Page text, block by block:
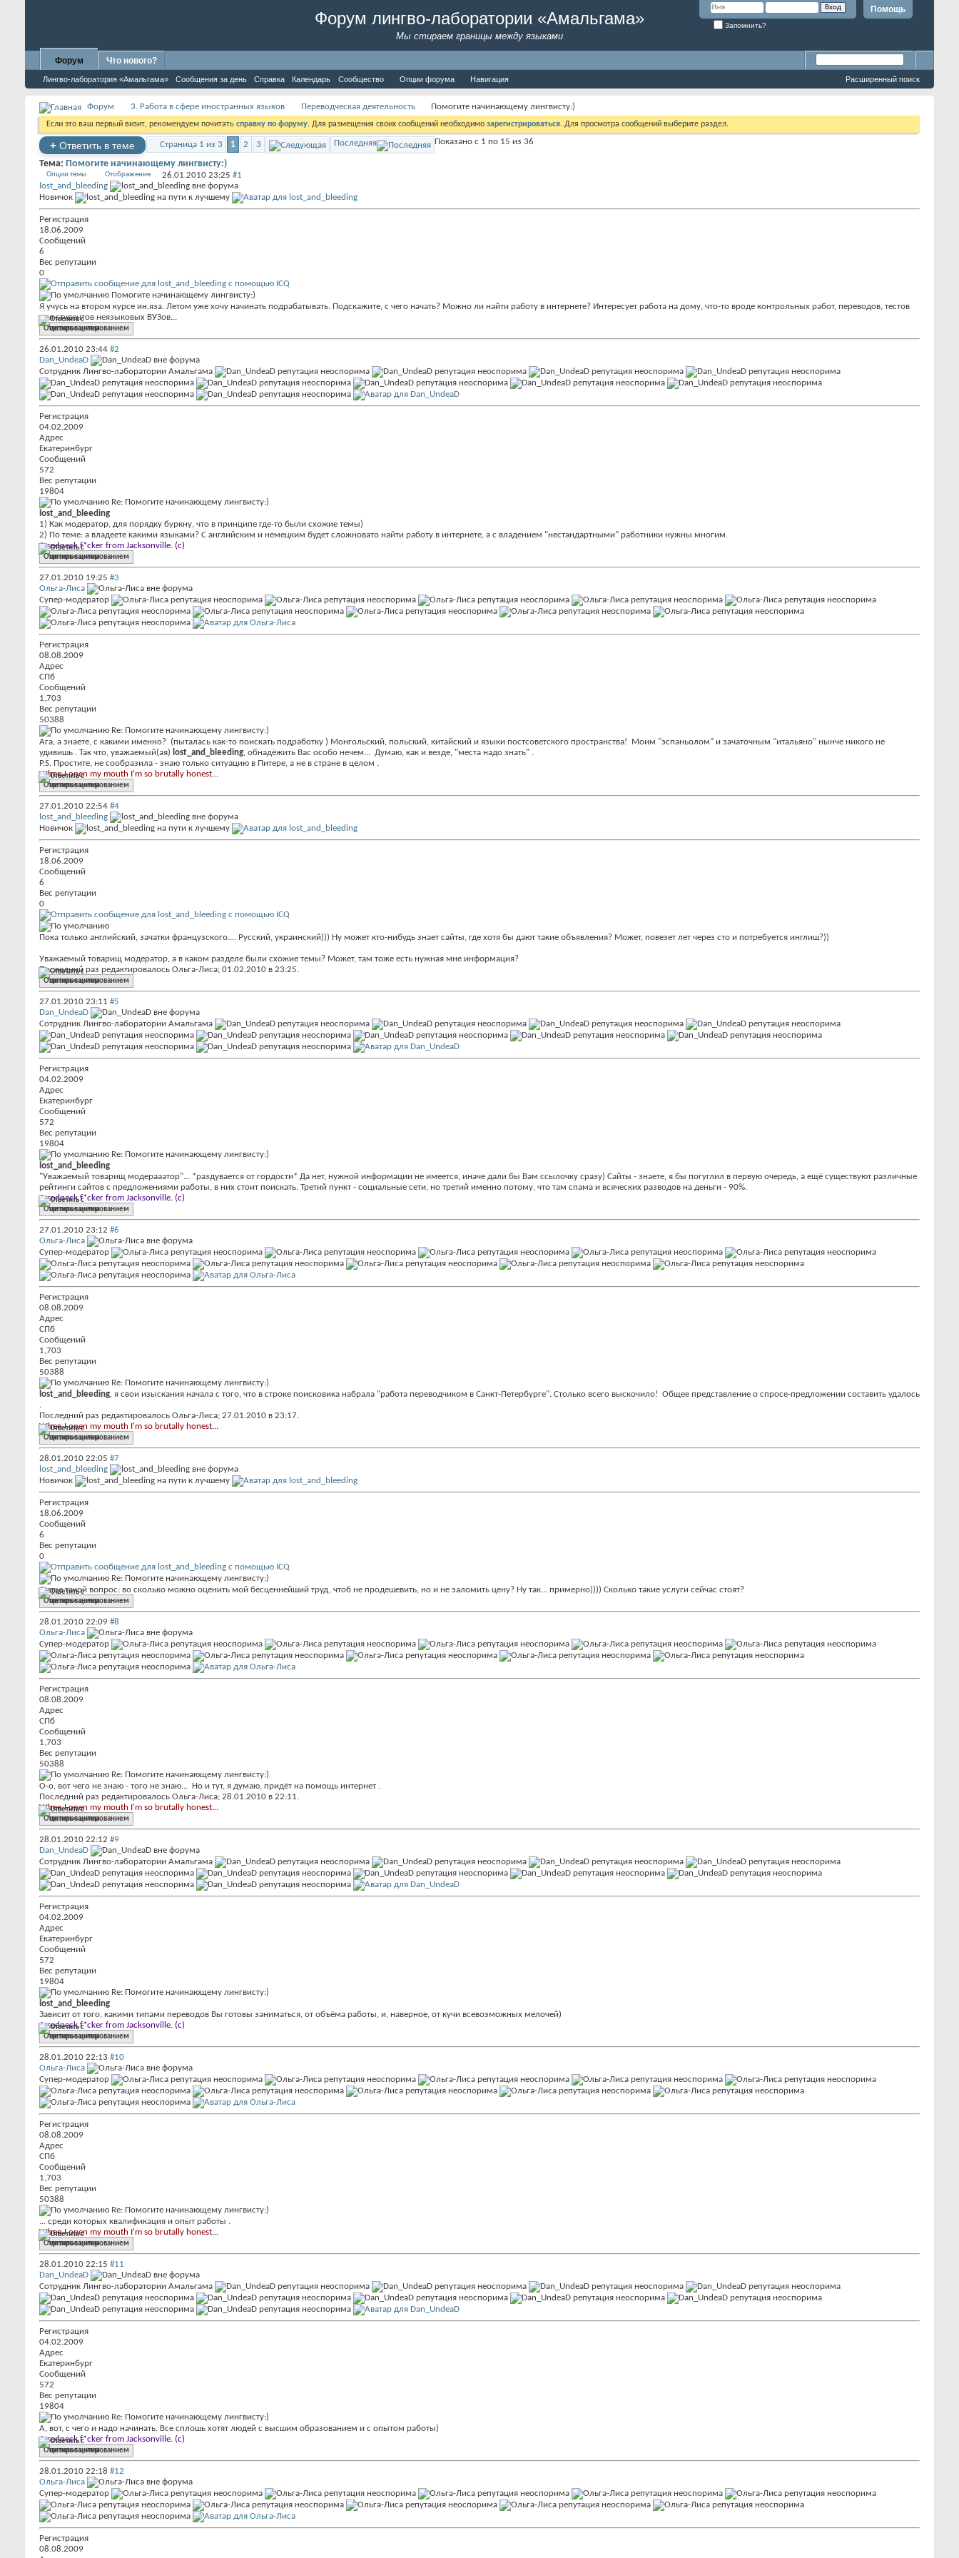
Форум лингво-лаборатории «Амальгама»
Мы стираем границы между языками
Помощь
Запомнить?
Форум
Лингво-лаборатория «Амальгама» Сообщения за день Справка Календарь Сообщество Опции форума Навигация
Что нового?
Расширенный поиск
Форум 3. Работа в сфере иностранных языков Переводческая деятельность Помогите начинающему лингвисту:)
Если это ваш первый визит, рекомендуем почитать справку по форуму. Для размещения своих сообщений необходимо зарегистрироваться. Для просмотра сообщений выберите раздел.
+ Ответить в теме Страница 1 из 3 1 2 3 Последняя Показано с 1 по 15 из 36
Тема: Помогите начинающему лингвисту:)
Опции темы Отображение 26.01.2010 23:25 #1
lost_and_bleeding
Новичок
Регистрация
18.06.2009
Сообщений
6
Вес репутации
0
Помогите начинающему лингвисту:)
Я учусь на втором курсе ин.яза. Летом уже хочу начинать подрабатывать. Подскажите, с чего начать? Можно ли найти работу в интернете? Интересует работа на дому, что-то вроде контрольных работ, переводов, тестов
для студентов неязыковых ВУЗов...
Ответить с цитированием
26.01.2010 23:44 #2
Dan_UndeaD
Сотрудник Лингво-лаборатории Амальгама
Регистрация
04.02.2009
Адрес
Екатеринбург
Сообщений
572
Вес репутации
19804
Re: Помогите начинающему лингвисту:)
lost_and_bleeding
1) Как модератор, для порядку буркну, что в принципе где-то были схожие темы)
2) По теме: а владеете какими языками? С английским и немецким будет сложновато найти работу в интернете, а с владением "нестандартными" работники нужны многим.
A redneck f*cker from Jacksonville. (c)
Ответить с цитированием
27.01.2010 19:25 #3
Ольга-Лиса
Супер-модератор
Регистрация
08.08.2009
Адрес
СПб
Сообщений
1,703
Вес репутации
50388
Re: Помогите начинающему лингвисту:)
Ага, а знаете, с какими именно? (пыталась как-то поискать подработку ) Монгольский, польский, китайский и языки постсоветского пространства!
Моим "эспаньолом" и зачаточным "итальяно" нынче никого не
удивишь . Так что, уважаемый(ая) lost_and_bleeding, обнадёжить Вас особо нечем... Думаю, как и везде, "места надо знать" .
P.S. Простите, не сообразила - знаю только ситуацию в Питере, а не в стране в целом .
When I open my mouth I'm so brutally honest...
Ответить с цитированием
27.01.2010 22:54 #4
lost_and_bleeding
Новичок
Регистрация
18.06.2009
Сообщений
6
Вес репутации
0
Пока только английский, зачатки французского.... Русский, украинский))) Ну может кто-нибудь знает сайты, где хотя бы дают такие объявления? Может, повезет лет через сто и потребуется инглиш?))
Уважаемый товарищ модератор, а в каком разделе были схожие темы? Может, там тоже есть нужная мне информация?
Последний раз редактировалось Ольга-Лиса; 01.02.2010 в 23:25.
Ответить с цитированием
27.01.2010 23:11 #5
Dan_UndeaD
Сотрудник Лингво-лаборатории Амальгама
Регистрация
04.02.2009
Адрес
Екатеринбург
Сообщений
572
Вес репутации
19804
Re: Помогите начинающему лингвисту:)
lost_and_bleeding
"Уважаемый товарищ модерааатор"... *раздувается от гордости* Да нет, нужной информации не имеется, иначе дали бы Вам ссылочку сразу) Сайты - знаете, я бы погуглил в первую очередь, а ещё существуют различные
рейтинги сайтов с предложениями работы, в них стоит поискать. Третий пункт - социальные сети, но третий именно потому, что там спама и всяческих разводов на деньги - 90%.
A redneck f*cker from Jacksonville. (c)
Ответить с цитированием
27.01.2010 23:12 #6
Ольга-Лиса
Супер-модератор
Регистрация
08.08.2009
Адрес
СПб
Сообщений
1,703
Вес репутации
50388
Re: Помогите начинающему лингвисту:)
lost_and_bleeding, я свои изыскания начала с того, что в строке поисковика набрала "работа переводчиком в Санкт-Петербурге". Столько всего выскочило! Общее представление о спросе-предложении составить удалось
.
Последний раз редактировалось Ольга-Лиса; 27.01.2010 в 23:17.
When I open my mouth I'm so brutally honest...
Ответить с цитированием
28.01.2010 22:05 #7
lost_and_bleeding
Новичок
Регистрация
18.06.2009
Сообщений
6
Вес репутации
0
Re: Помогите начинающему лингвисту:)
А еще такой вопрос: во сколько можно оценить мой бесценнейший труд, чтоб не продешевить, но и не заломить цену? Ну так... примерно)))) Сколько такие услуги сейчас стоят?
Ответить с цитированием
28.01.2010 22:09 #8
Ольга-Лиса
Супер-модератор
Регистрация
08.08.2009
Адрес
СПб
Сообщений
1,703
Вес репутации
50388
Re: Помогите начинающему лингвисту:)
О-о, вот чего не знаю - того не знаю... Но и тут, я думаю, придёт на помощь интернет .
Последний раз редактировалось Ольга-Лиса; 28.01.2010 в 22:11.
When I open my mouth I'm so brutally honest...
Ответить с цитированием
28.01.2010 22:12 #9
Dan_UndeaD
Сотрудник Лингво-лаборатории Амальгама
Регистрация
04.02.2009
Адрес
Екатеринбург
Сообщений
572
Вес репутации
19804
Re: Помогите начинающему лингвисту:)
lost_and_bleeding
Зависит от того, какими типами переводов Вы готовы заниматься, от объёма работы, и, наверное, от кучи всевозможных мелочей)
A redneck f*cker from Jacksonville. (c)
Ответить с цитированием
28.01.2010 22:13 #10
Ольга-Лиса
Супер-модератор
Регистрация
08.08.2009
Адрес
СПб
Сообщений
1,703
Вес репутации
50388
Re: Помогите начинающему лингвисту:)
... среди которых квалификация и опыт работы .
When I open my mouth I'm so brutally honest...
Ответить с цитированием
28.01.2010 22:15 #11
Dan_UndeaD
Сотрудник Лингво-лаборатории Амальгама
Регистрация
04.02.2009
Адрес
Екатеринбург
Сообщений
572
Вес репутации
19804
Re: Помогите начинающему лингвисту:)
А, вот, с чего и надо начинать. Все сплошь хотят людей с высшим образованием и с опытом работы)
A redneck f*cker from Jacksonville. (c)
Ответить с цитированием
28.01.2010 22:18 #12
Ольга-Лиса
Супер-модератор
Регистрация
08.08.2009